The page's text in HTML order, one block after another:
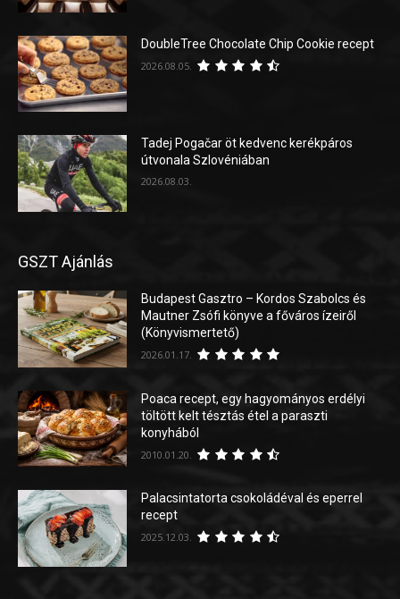
DoubleTree Chocolate Chip Cookie recept
2026.08.05.
Tadej Pogačar öt kedvenc kerékpáros
útvonala Szlovéniában
2026.08.03.
GSZT Ajánlás
Budapest Gasztro – Kordos Szabolcs és
Mautner Zsófi könyve a főváros ízeiről
(Könyvismertető)
2026.01.17.
Poaca recept, egy hagyományos erdélyi
töltött kelt tésztás étel a paraszti
konyhából
2010.01.20.
Palacsintatorta csokoládéval és eperrel
recept
2025.12.03.